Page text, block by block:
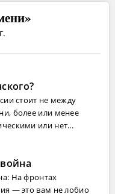
стоит не между
более или менее
или нет...
На фронтах
— это вам не лобио